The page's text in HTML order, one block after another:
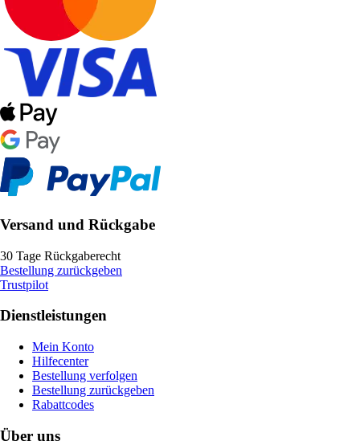
Versand und Rückgabe
30 Tage Rückgaberecht
Bestellung zurückgeben
Trustpilot
Dienstleistungen
Mein Konto
Hilfecenter
Bestellung verfolgen
Bestellung zurückgeben
Rabattcodes
Über uns